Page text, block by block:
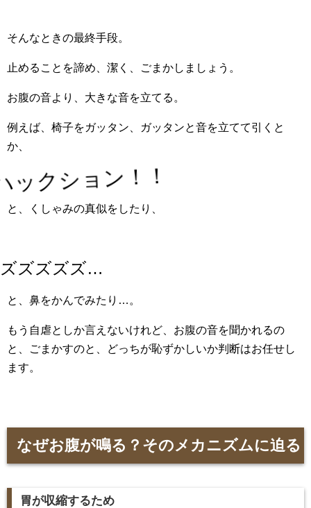
そんなときの最終手段。
止めることを諦め、潔く、ごまかしましょう。
お腹の音より、大きな音を立てる。
例えば、椅子をガッタン、ガッタンと音を立てて引くと
か、
ハックション！！
と、くしゃみの真似をしたり、
ズズズズズ…
と、鼻をかんでみたり…。
もう自虐としか言えないけれど、お腹の音を聞かれるの
と、ごまかすのと、どっちが恥ずかしいか判断はお任せし
ます。
なぜお腹が鳴る？そのメカニズムに迫る
胃が収縮するため